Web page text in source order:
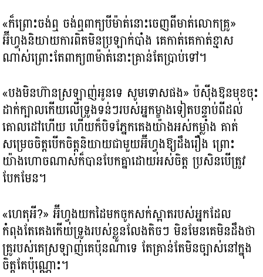
«ក៏ព្រោះចង់ឮ ចង់ឮពាក្យបីម៉ាត់នោះចេញពីមាត់លោកគ្រូ»
អ៊ីហ្វុងនិយាយការពិតមិនប្រឡាក់បាំង គេកាត់គេកាត់ខ្មាស
ណាស់ព្រោះតែពាក្យ៣ម៉ាត់នោះគ្រាន់តែប្រាប់ទៅ។
«បងមិនហ៊ានស្រឡាញ់អូនទេ សូមទោសផង» ប៉ស៊ីងឱនមុខចុះ
ដាក់ក្បាលកើយលើទ្រូងទន់ៗរបស់អ្នកម្ខាងទៀតបន្ទាប់ពីដល់
គោលដៅហើយ ហើយក៏បិទភ្នែកគេងយ៉ាងអស់កម្លាំង គាត់
សម្រេចចិត្តបើកចិត្តនិយាយជាមួយអ៊ីហ្វុងឱ្យដឹងរឿង ព្រោះ
យ៉ាងហោចណាស់ក៏បានបែកគ្នាដោយអស់ចិត្ត ប្រសិនបើត្រូវ
បែកមែន។
«ហេតុអី?​» អ៊ីហ្វុងយកដៃមកចូកសក់ស្អាតរបស់អ្នកដែល
កំពុងតែគេងកើយទ្រូងរបស់ខ្លួនលែងតិចៗ មិនមែនគេមិនដឹងថា
គ្រូរបស់គេស្រឡាញ់គេប៉ុនណាទេ តែគ្រាន់តែមិនច្បាស់នៅក្នុង
ចិត្តតែប៉ុណ្ណោះ។